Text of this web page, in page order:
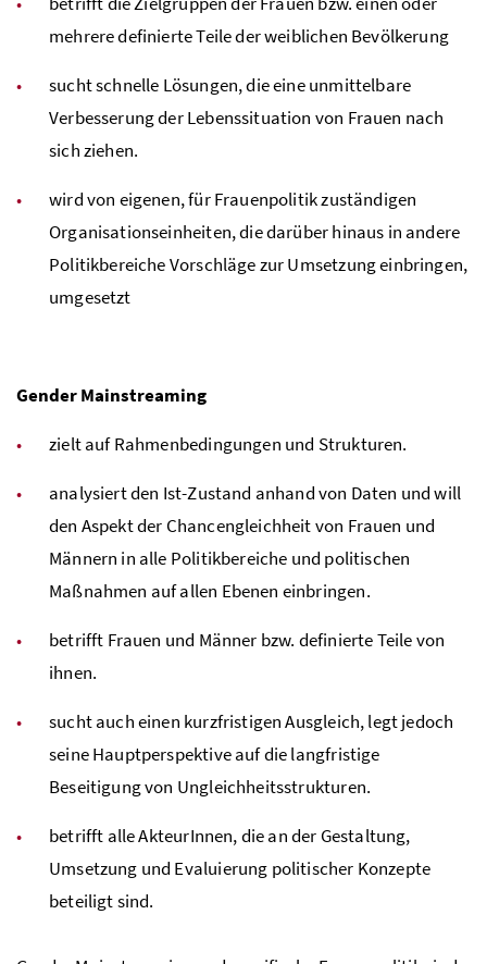
mehrere definierte Teile der weiblichen Bevölkerung
sucht schnelle Lösungen, die eine unmittelbare
Verbesserung der Lebenssituation von Frauen nach
sich ziehen.
wird von eigenen, für Frauenpolitik zuständigen
Organisationseinheiten, die darüber hinaus in andere
Politikbereiche Vorschläge zur Umsetzung einbringen,
umgesetzt
Gender Mainstreaming
zielt auf Rahmenbedingungen und Strukturen.
analysiert den Ist-Zustand anhand von Daten und will
den Aspekt der Chancengleichheit von Frauen und
Männern in alle Politikbereiche und politischen
Maßnahmen auf allen Ebenen einbringen.
betrifft Frauen und Männer bzw. definierte Teile von
ihnen.
sucht auch einen kurzfristigen Ausgleich, legt jedoch
seine Hauptperspektive auf die langfristige
Beseitigung von Ungleichheitsstrukturen.
betrifft alle AkteurInnen, die an der Gestaltung,
Umsetzung und Evaluierung politischer Konzepte
beteiligt sind.